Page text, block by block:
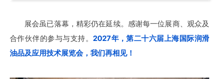
展会虽已落幕，精彩仍在延续。感谢每一位展商、观众及
合作伙伴的参与与支持。 2027年，第二十六届上海国际润滑
油品及应用技术展览会，我们再相见！